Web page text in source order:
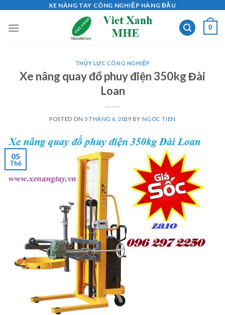
content
XE NÂNG TAY CÔNG NGHIỆP HÀNG ĐẦU
0
THỦY LỰC CÔNG NGHIỆP
Xe nâng quay đổ phuy điện 350kg Đài
Loan
POSTED ON 5 THÁNG 6, 2019 BY NGOC TIEN
05
Th6